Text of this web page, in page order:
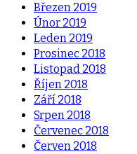
Březen 2019
Únor 2019
Leden 2019
Prosinec 2018
Listopad 2018
Říjen 2018
Září 2018
Srpen 2018
Červenec 2018
Červen 2018